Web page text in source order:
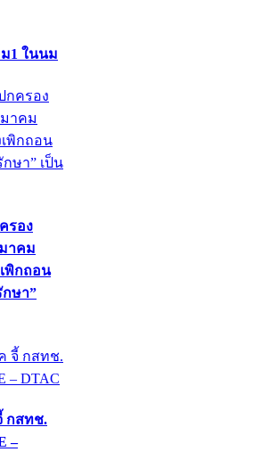
1 ในนม
รอง
าคม
พิกถอน
กษา”
กสทช.
–